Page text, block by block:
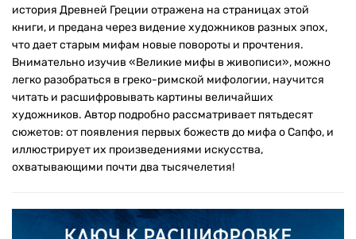
история Древней Греции отражена на страницах этой
книги, и предана через видение художников разных эпох,
что дает старым мифам новые повороты и прочтения.
Внимательно изучив «Великие мифы в живописи», можно
легко разобраться в греко-римской мифологии, научится
читать и расшифровывать картины величайших
художников. Автор подробно рассматривает пятьдесят
сюжетов: от появления первых божеств до мифа о Сапфо, и
иллюстрирует их произведениями искусства,
охватывающими почти два тысячелетия!